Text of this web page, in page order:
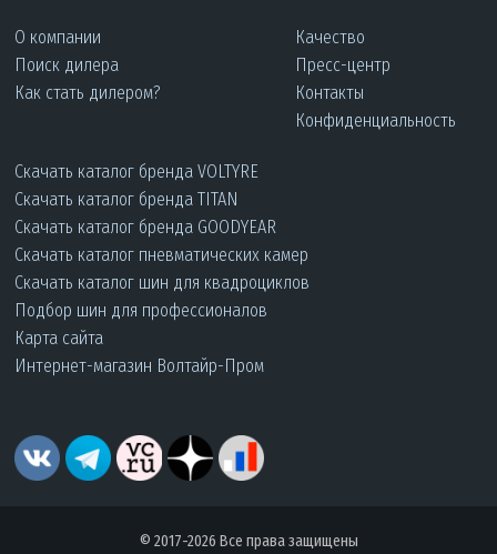
О компании
Поиск дилера
Как стать дилером?
Качество
Пресс-центр
Контакты
Конфиденциальность
Скачать каталог бренда VOLTYRE
Скачать каталог бренда TITAN
Скачать каталог бренда GOODYEAR
Скачать каталог пневматических камер
Скачать каталог шин для квадроциклов
Подбор шин для профессионалов
Карта сайта
Интернет-магазин Волтайр-Пром
© 2017-2026 Все права защищены